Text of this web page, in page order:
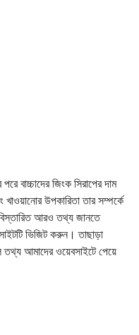
বাচ্চাদের জিংক সিরাপের দাম
উপকারিতা তার সম্পর্কে
আরও তথ্য জানতে
ভিজিট করুন। তাছাড়া
তথ্য আমাদের ওয়েবসাইটে পেয়ে